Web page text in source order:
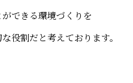
できる環境づくりを
役割だと考えております。